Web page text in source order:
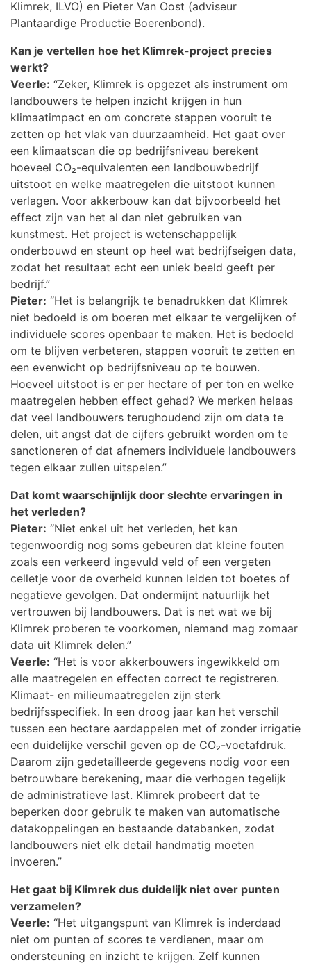
Klimrek, ILVO) en Pieter Van Oost (adviseur
Plantaardige Productie Boerenbond).
Kan je vertellen hoe het Klimrek-project precies
werkt?
Veerle: “Zeker, Klimrek is opgezet als instrument om
landbouwers te helpen inzicht krijgen in hun
klimaatimpact en om concrete stappen vooruit te
zetten op het vlak van duurzaamheid. Het gaat over
een klimaatscan die op bedrijfsniveau berekent
hoeveel CO₂-equivalenten een landbouwbedrijf
uitstoot en welke maatregelen die uitstoot kunnen
verlagen. Voor akkerbouw kan dat bijvoorbeeld het
effect zijn van het al dan niet gebruiken van
kunstmest. Het project is wetenschappelijk
onderbouwd en steunt op heel wat bedrijfseigen data,
zodat het resultaat echt een uniek beeld geeft per
bedrijf.”
Pieter: “Het is belangrijk te benadrukken dat Klimrek
niet bedoeld is om boeren met elkaar te vergelijken of
individuele scores openbaar te maken. Het is bedoeld
om te blijven verbeteren, stappen vooruit te zetten en
een evenwicht op bedrijfsniveau op te bouwen.
Hoeveel uitstoot is er per hectare of per ton en welke
maatregelen hebben effect gehad? We merken helaas
dat veel landbouwers terughoudend zijn om data te
delen, uit angst dat de cijfers gebruikt worden om te
sanctioneren of dat afnemers individuele landbouwers
tegen elkaar zullen uitspelen.”
Dat komt waarschijnlijk door slechte ervaringen in
het verleden?
Pieter: “Niet enkel uit het verleden, het kan
tegenwoordig nog soms gebeuren dat kleine fouten
zoals een verkeerd ingevuld veld of een vergeten
celletje voor de overheid kunnen leiden tot boetes of
negatieve gevolgen. Dat ondermijnt natuurlijk het
vertrouwen bij landbouwers. Dat is net wat we bij
Klimrek proberen te voorkomen, niemand mag zomaar
data uit Klimrek delen.”
Veerle: “Het is voor akkerbouwers ingewikkeld om
alle maatregelen en effecten correct te registreren.
Klimaat- en milieumaatregelen zijn sterk
bedrijfsspecifiek. In een droog jaar kan het verschil
tussen een hectare aardappelen met of zonder irrigatie
een duidelijke verschil geven op de CO₂-voetafdruk.
Daarom zijn gedetailleerde gegevens nodig voor een
betrouwbare berekening, maar die verhogen tegelijk
de administratieve last. Klimrek probeert dat te
beperken door gebruik te maken van automatische
datakoppelingen en bestaande databanken, zodat
landbouwers niet elk detail handmatig moeten
invoeren.”
Het gaat bij Klimrek dus duidelijk niet over punten
verzamelen?
Veerle: “Het uitgangspunt van Klimrek is inderdaad
niet om punten of scores te verdienen, maar om
ondersteuning en inzicht te krijgen. Zelf kunnen